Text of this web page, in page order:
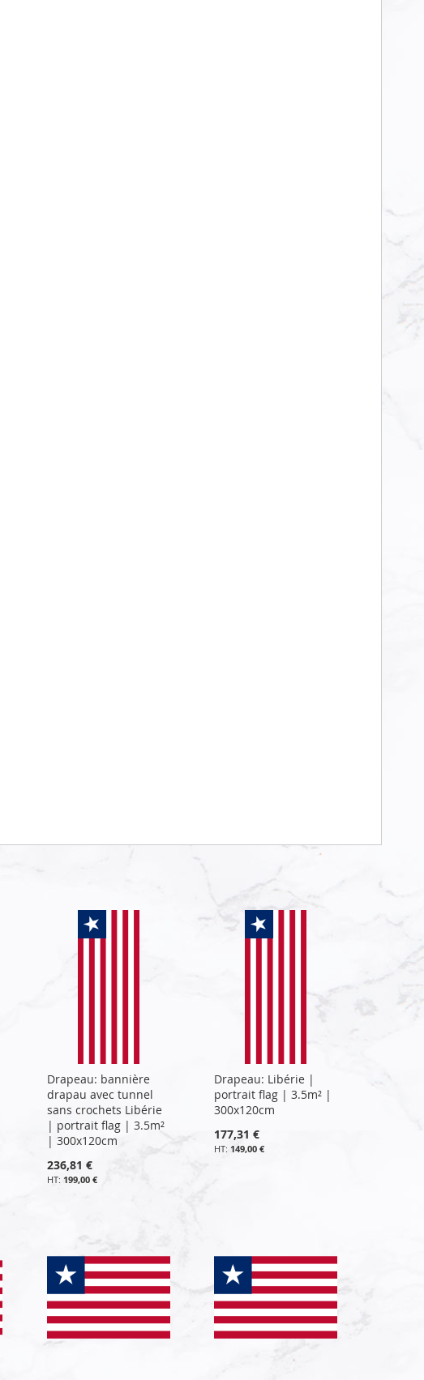
Drapeau: bannière
drapau avec tunnel
sans crochets Libérie
| portrait flag | 3.5m²
| 300x120cm
236,81 €
199,00 €
Drapeau: Libérie |
portrait flag | 3.5m² |
300x120cm
177,31 €
149,00 €